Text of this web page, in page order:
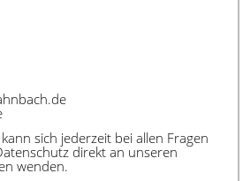
sich jederzeit bei allen Fragen
direkt an unseren
wenden.